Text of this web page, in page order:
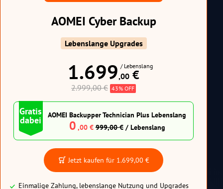
AOMEI Cyber Backup
Lebenslange Upgrades
1.699,00 €
/ Lebenslang
2.999,00 € 43% OFF
Gratis
dabei AOMEI Backupper Technician Plus Lebenslang
0 ,00 € 999,00 € / Lebenslang
Jetzt kaufen für 1.699,00 €
Einmalige Zahlung, lebenslange Nutzung und Upgrades